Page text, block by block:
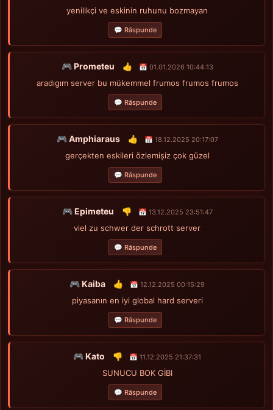
yenilikçi ve eskinin ruhunu bozmayan
💬 Răspunde
🎮 Prometeu 👍 📅 01.01.2026 10:44:13
aradıgım server bu mükemmel frumos frumos frumos
💬 Răspunde
🎮 Amphiaraus 👍 📅 18.12.2025 20:17:07
gerçekten eskileri özlemişiz çok güzel
💬 Răspunde
🎮 Epimeteu 👎 📅 13.12.2025 23:51:47
viel zu schwer der schrott server
💬 Răspunde
🎮 Kaiba 👍 📅 12.12.2025 00:15:29
piyasanın en iyi global hard serveri
💬 Răspunde
🎮 Kato 👎 📅 11.12.2025 21:37:31
SUNUCU BOK GİBI
💬 Răspunde